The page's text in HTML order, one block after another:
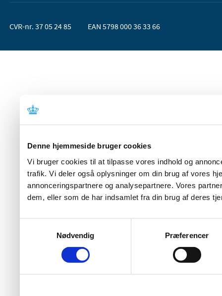
Denne hjemmeside bruger cookies
Vi bruger cookies til at tilpasse vores indhold og
trafik. Vi deler også oplysninger om din brug af vores
annonceringspartnere og analysepartnere. Vores
dem, eller som de har indsamlet fra din brug af deres
Nødvendig
Præferencer
CVR-nr. 37 05 24 85 EAN 5798 000 36 33 66